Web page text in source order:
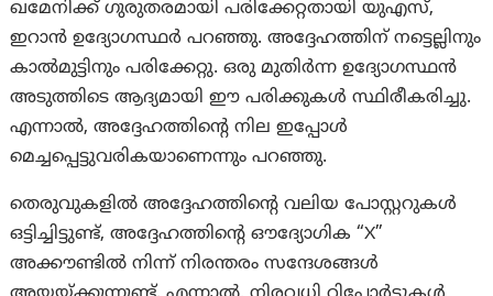
ഖമേനിക്ക് ഗുരുതരമായി പരിക്കേറ്റതായി യുഎസ്,
ഇറാൻ ഉദ്യോഗസ്ഥർ പറഞ്ഞു. അദ്ദേഹത്തിന് നട്ടെല്ലിനും
കാൽമുട്ടിനും പരിക്കേറ്റു. ഒരു മുതിർന്ന ഉദ്യോഗസ്ഥൻ
അടുത്തിടെ ആദ്യമായി ഈ പരിക്കുകൾ സ്ഥിരീകരിച്ചു.
എന്നാല്‍, അദ്ദേഹത്തിന്റെ നില ഇപ്പോൾ
മെച്ചപ്പെട്ടുവരികയാണെന്നും പറഞ്ഞു.
തെരുവുകളിൽ അദ്ദേഹത്തിന്റെ വലിയ പോസ്റ്ററുകൾ
ഒട്ടിച്ചിട്ടുണ്ട്, അദ്ദേഹത്തിന്റെ ഔദ്യോഗിക “X”
അക്കൗണ്ടിൽ നിന്ന് നിരന്തരം സന്ദേശങ്ങൾ